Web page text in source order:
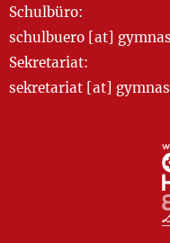
Schulbüro:
schulbuero [at]
Sekretariat:
sekretariat [at]